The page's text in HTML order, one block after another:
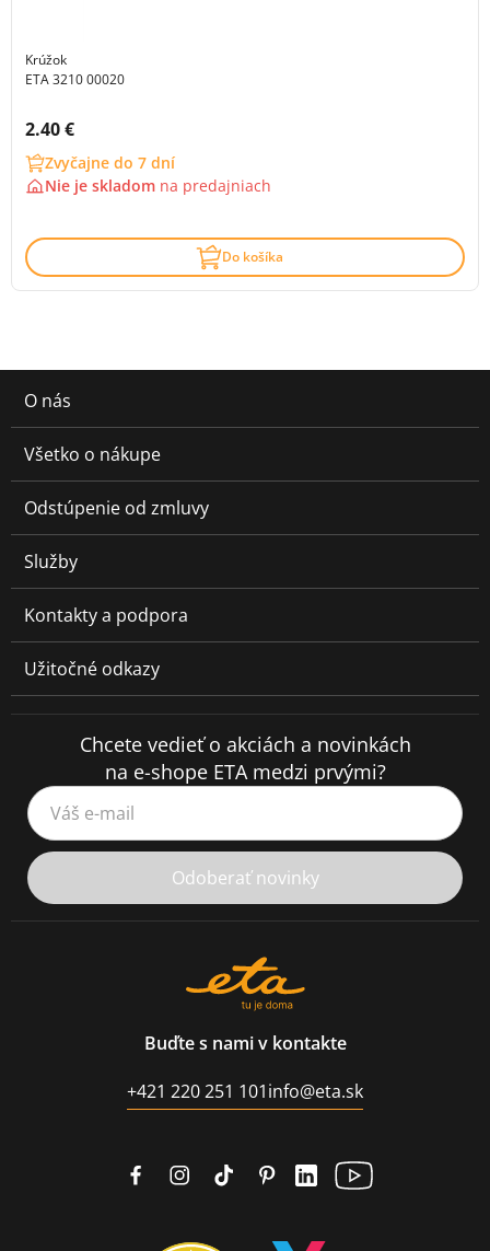
Krúžok
ETA 3210 00020
Cena s DPH:
2.40 €
Zvyčajne do 7 dní
Nie je skladom na predajniach
Do košíka
O nás
Všetko o nákupe
Odstúpenie od zmluvy
Služby
Kontakty a podpora
Užitočné odkazy
Chcete vedieť o akciách a novinkách
na e-shope ETA medzi prvými?
Váš e-mail
Odoberať novinky
Buďte s nami v kontakte
+421 220 251 101info@eta.sk